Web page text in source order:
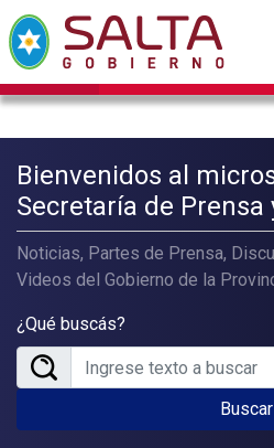
Bienvenidos al
Secretaría de Prensa
Noticias, Partes de Prensa,
Videos del Gobierno de la
¿Qué buscás?
Buscar